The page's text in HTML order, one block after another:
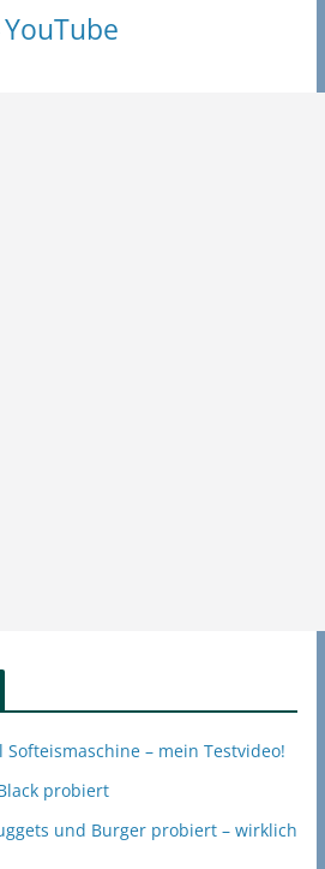
YouTube
– mein Testvideo!
probiert
und Burger probiert – wirklich